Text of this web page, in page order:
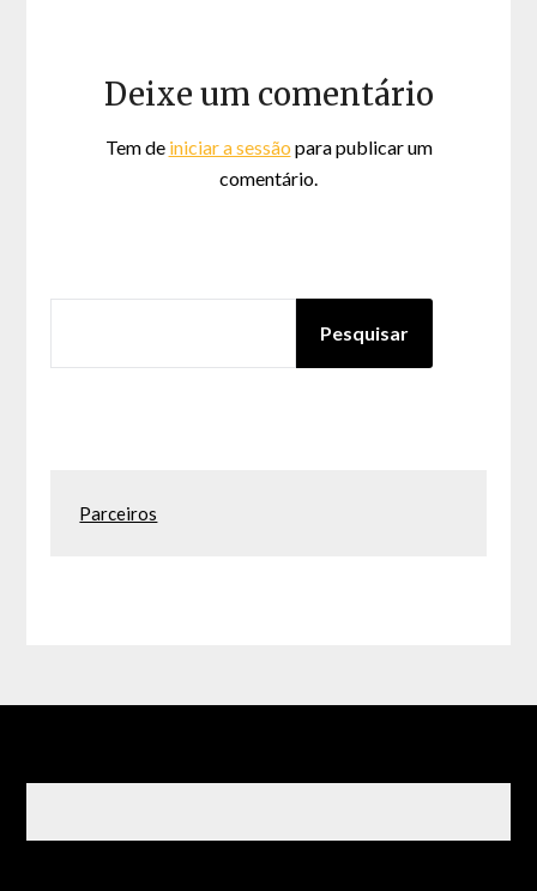
Deixe um comentário
Tem de iniciar a sessão para publicar um
comentário.
Pesquisar
Parceiros